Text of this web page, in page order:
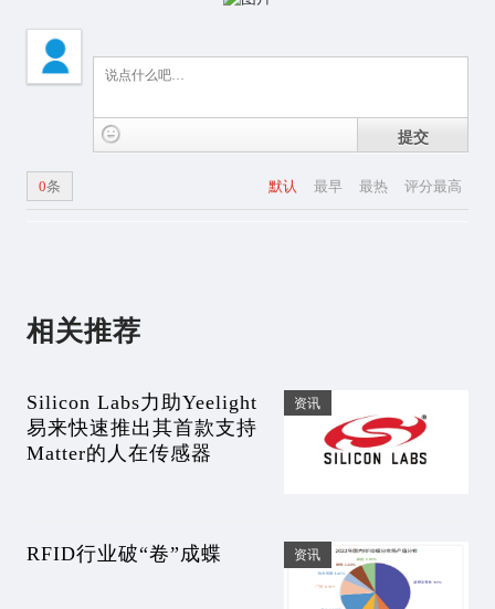
提交
默认 最早 最热 评分最高
0条
相关推荐
Silicon Labs力助Yeelight
易来快速推出其首款支持
Matter的人在传感器
资讯
RFID行业破“卷”成蝶 资讯